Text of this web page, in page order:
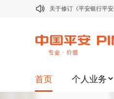
关于修订《平安银行平
关于2021年劳动节期间
关于加强代理贵金属业
首页 个人业务